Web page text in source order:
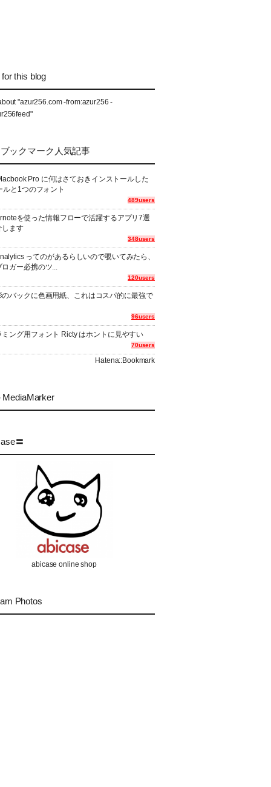
this blog
"azur256.com -from:azur256 -
ックマーク人気記事
Pro に何はさておきインストールした
ルと1つのフォント
489users
を使った情報フローで活躍するアプリ7選
します
348users
ってのがあるらしいので覗いてみたら、
ロガー必携のツ...
120users
のバックに色画用紙、これはコスパ的に最強で
96users
ミング用フォント Ricty はホントに見やすい
70users
Hatena::Bookmark
MediaMarker
〓
abicase online shop
Photos